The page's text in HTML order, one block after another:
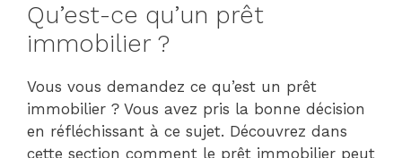
Qu’est-ce qu’un prêt
immobilier ?
Vous vous demandez ce qu’est un prêt
immobilier ? Vous avez pris la bonne décision
en réfléchissant à ce sujet. Découvrez dans
cette section comment le prêt immobilier peut